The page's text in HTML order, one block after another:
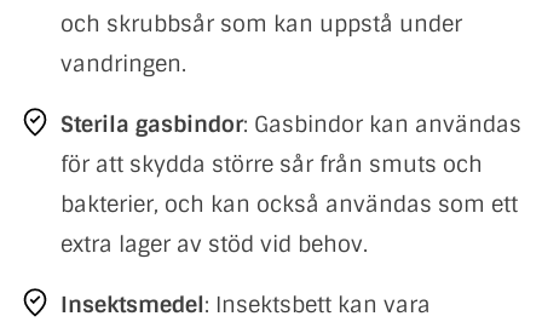
och skrubbsår som kan uppstå under
vandringen.
Sterila gasbindor: Gasbindor kan användas
för att skydda större sår från smuts och
bakterier, och kan också användas som ett
extra lager av stöd vid behov.
Insektsmedel: Insektsbett kan vara